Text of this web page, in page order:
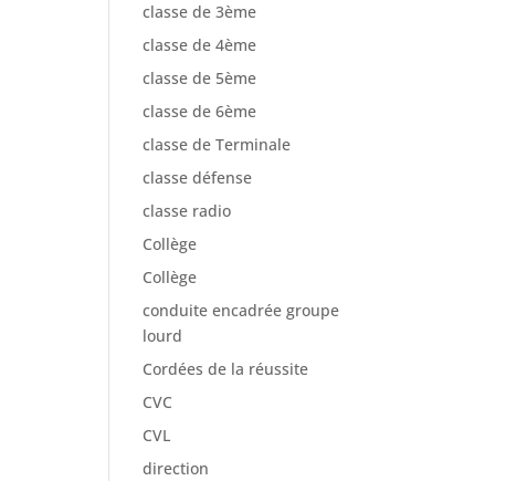
classe de 3ème
classe de 4ème
classe de 5ème
classe de 6ème
classe de Terminale
classe défense
classe radio
Collège
Collège
conduite encadrée groupe
lourd
Cordées de la réussite
CVC
CVL
direction